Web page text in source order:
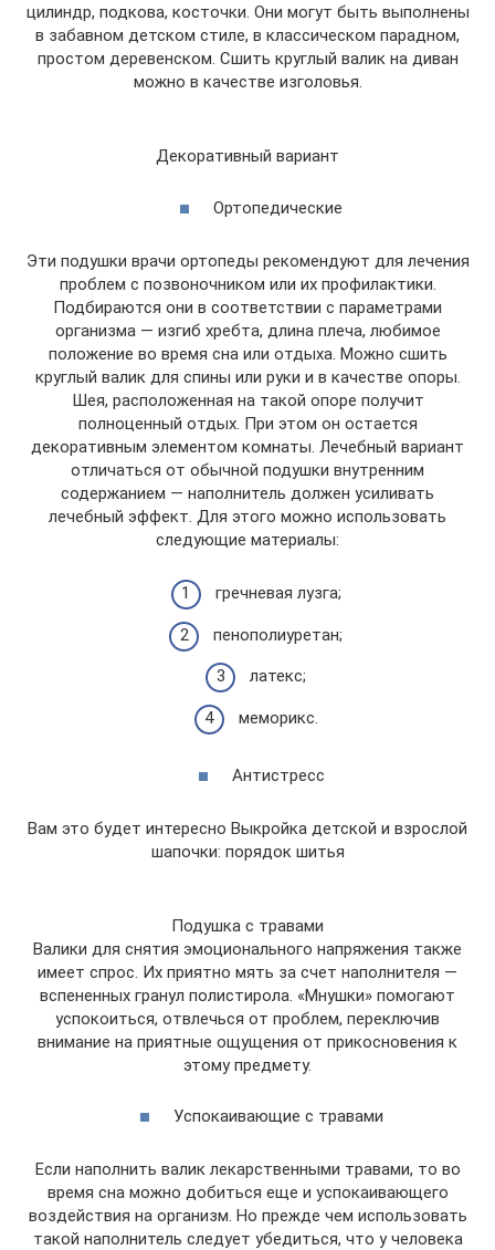
цилиндр, подкова, косточки. Они могут быть выполнены
в забавном детском стиле, в классическом парадном,
простом деревенском. Сшить круглый валик на диван
можно в качестве изголовья.
Декоративный вариант
Ортопедические
Эти подушки врачи ортопеды рекомендуют для лечения
проблем с позвоночником или их профилактики.
Подбираются они в соответствии с параметрами
организма — изгиб хребта, длина плеча, любимое
положение во время сна или отдыха. Можно сшить
круглый валик для спины или руки и в качестве опоры.
Шея, расположенная на такой опоре получит
полноценный отдых. При этом он остается
декоративным элементом комнаты. Лечебный вариант
отличаться от обычной подушки внутренним
содержанием — наполнитель должен усиливать
лечебный эффект. Для этого можно использовать
следующие материалы:
гречневая лузга;
пенополиуретан;
латекс;
меморикс.
Антистресс
Вам это будет интересно Выкройка детской и взрослой
шапочки: порядок шитья
Подушка с травами
Валики для снятия эмоционального напряжения также
имеет спрос. Их приятно мять за счет наполнителя —
вспененных гранул полистирола. «Мнушки» помогают
успокоиться, отвлечься от проблем, переключив
внимание на приятные ощущения от прикосновения к
этому предмету.
Успокаивающие с травами
Если наполнить валик лекарственными травами, то во
время сна можно добиться еще и успокаивающего
воздействия на организм. Но прежде чем использовать
такой наполнитель следует убедиться, что у человека